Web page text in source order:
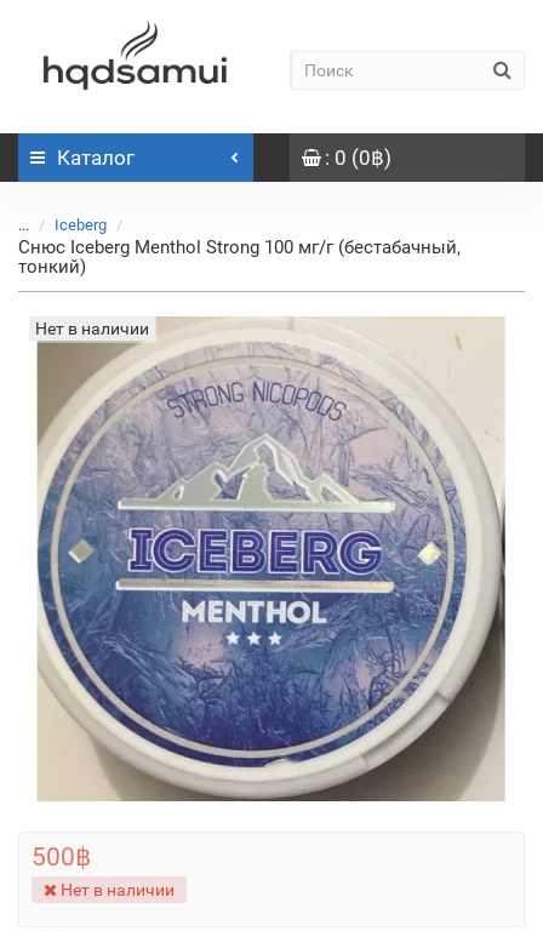
Каталог : 0 (0฿)
... Iceberg
Снюс Iceberg Menthol Strong 100 мг/г (бестабачный,
тонкий)
Нет в наличии
500฿
Нет в наличии